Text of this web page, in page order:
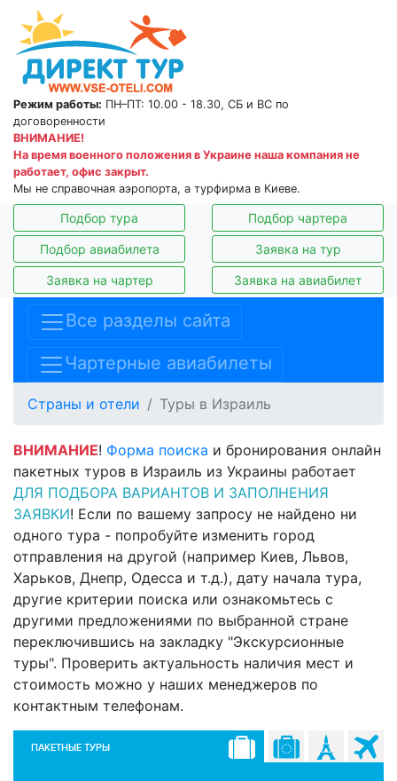
Режим работы: ПН–ПТ: 10.00 - 18.30, СБ и ВС по
договоренности
ВНИМАНИЕ!
На время военного положения в Украине наша компания не
работает, офис закрыт.
Мы не справочная аэропорта, а турфирма в Киеве.
Подбор тура Подбор чартера
Подбор авиабилета Заявка на тур
Заявка на чартер Заявка на авиабилет
Все разделы сайта
Чартерные авиабилеты
Страны и отели Туры в Израиль
ВНИМАНИЕ! Форма поиска и бронирования онлайн
пакетных туров в Израиль из Украины работает
ДЛЯ ПОДБОРА ВАРИАНТОВ И ЗАПОЛНЕНИЯ
ЗАЯВКИ! Если по вашему запросу не найдено ни
одного тура - попробуйте изменить город
отправления на другой (например Киев, Львов,
Харьков, Днепр, Одесса и т.д.), дату начала тура,
другие критерии поиска или ознакомьтесь с
другими предложениями по выбранной стране
переключившись на закладку "Экскурсионные
туры". Проверить актуальность наличия мест и
стоимость можно у наших менеджеров по
контактным телефонам.
ПАКЕТНЫЕ ТУРЫ